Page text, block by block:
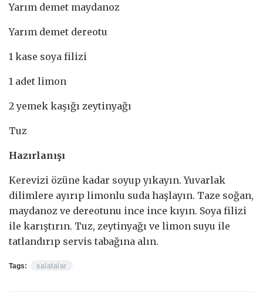
Yarım demet maydanoz
Yarım demet dereotu
1 kase soya filizi
1 adet limon
2 yemek kaşığı zeytinyağı
Tuz
Hazırlanışı
Kerevizi özüne kadar soyup yıkayın. Yuvarlak
dilimlere ayırıp limonlu suda haşlayın. Taze soğan,
maydanoz ve dereotunu ince ince kıyın. Soya filizi
ile karıştırın. Tuz, zeytinyağı ve limon suyu ile
tatlandırıp servis tabağına alın.
Tags: salatalar